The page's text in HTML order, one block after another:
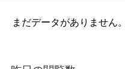
まだデータがありません。